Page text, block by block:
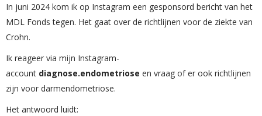
In juni 2024 kom ik op Instagram een gesponsord bericht van het
MDL Fonds tegen. Het gaat over de richtlijnen voor de ziekte van
Crohn.
Ik reageer via mijn Instagram-
account diagnose.endometriose en vraag of er ook richtlijnen
zijn voor darmendometriose.
Het antwoord luidt: